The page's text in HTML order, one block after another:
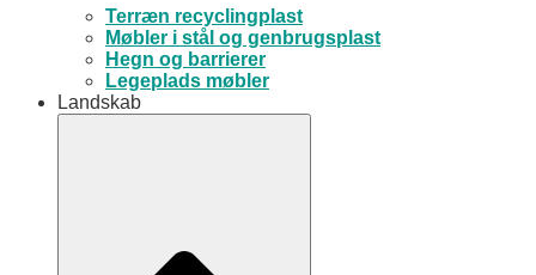
Terræn recyclingplast
Møbler i stål og genbrugsplast
Hegn og barrierer
Legeplads møbler
Landskab